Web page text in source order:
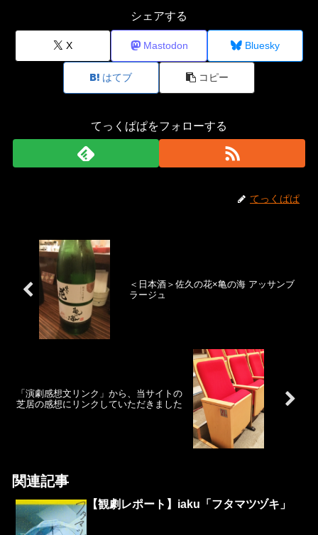
シェアする
X Mastodon Bluesky
はてブ コピー
てっくぱぱをフォローする
てっくぱぱ
＜日本酒＞佐久の花×亀の海 アッサンブ
ラージュ
「演劇感想文リンク」から、当サイトの
芝居の感想にリンクしていただきました
関連記事
【観劇レポート】iaku「フタマツヅキ」